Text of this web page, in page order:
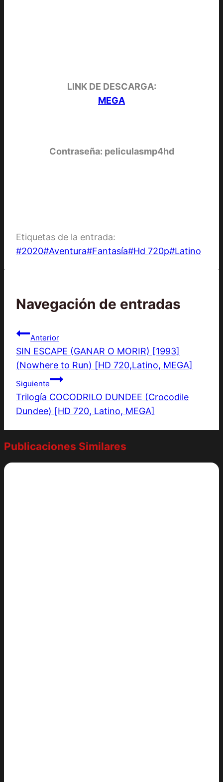
LINK DE DESCARGA:
MEGA
Contraseña: peliculasmp4hd
Etiquetas de la entrada:
#2020#Aventura#Fantasía#Hd 720p#Latino
Navegación de entradas
Anterior
SIN ESCAPE (GANAR O MORIR) [1993]
(Nowhere to Run) [HD 720,Latino, MEGA]
Siguiente
Trilogía COCODRILO DUNDEE (Crocodile
Dundee) [HD 720, Latino, MEGA]
Publicaciones Similares